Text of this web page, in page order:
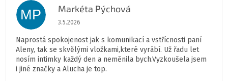
MP Markéta Pýchová
Hodnocení obchodu je 5 z 5 hvězdiček.
3.5.2026
Naprostá spokojenost jak s komunikací a vstřícnosti paní
Aleny, tak se skvělými vložkami,které vyrábí. Už řadu let
nosím intimky každý den a neměnila bych.Vyzkoušela jsem
i jiné značky a Alucha je top.